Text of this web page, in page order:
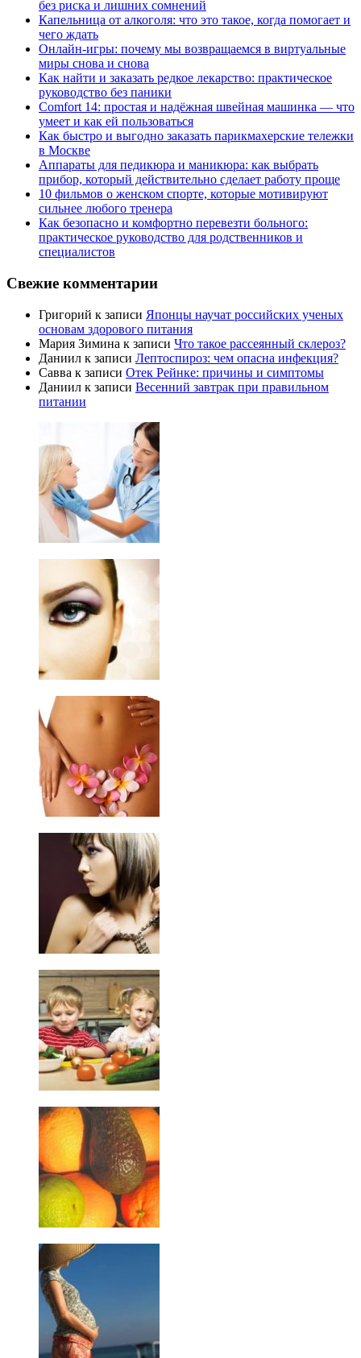
без риска и лишних сомнений
Капельница от алкоголя: что это такое, когда помогает и
чего ждать
Онлайн-игры: почему мы возвращаемся в виртуальные
миры снова и снова
Как найти и заказать редкое лекарство: практическое
руководство без паники
Comfort 14: простая и надёжная швейная машинка — что
умеет и как ей пользоваться
Как быстро и выгодно заказать парикмахерские тележки
в Москве
Аппараты для педикюра и маникюра: как выбрать
прибор, который действительно сделает работу проще
10 фильмов о женском спорте, которые мотивируют
сильнее любого тренера
Как безопасно и комфортно перевезти больного:
практическое руководство для родственников и
специалистов
Свежие комментарии
Григорий к записи Японцы научат российских ученых
основам здорового питания
Мария Зимина к записи Что такое рассеянный склероз?
Даниил к записи Лептоспироз: чем опасна инфекция?
Савва к записи Отек Рейнке: причины и симптомы
Даниил к записи Весенний завтрак при правильном
питании